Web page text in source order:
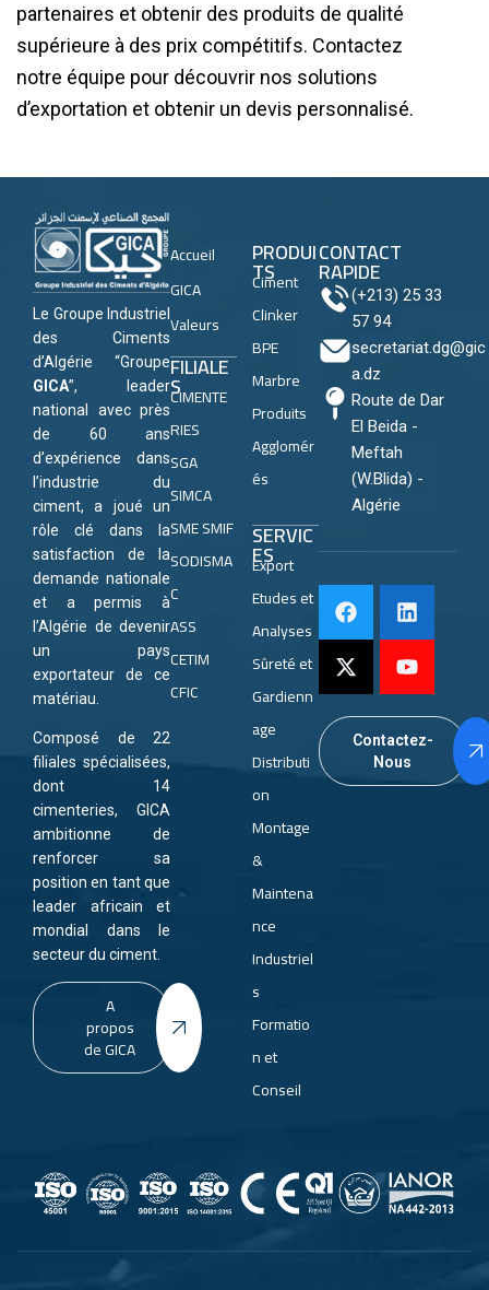
partenaires et obtenir des produits de qualité
supérieure à des prix compétitifs. Contactez
notre équipe pour découvrir nos solutions
d’exportation et obtenir un devis personnalisé.
Le Groupe Industriel
des Ciments
d’Algérie “Groupe
GICA”, leader
national avec près
de 60 ans
d’expérience dans
l’industrie du
ciment, a joué un
rôle clé dans la
satisfaction de la
demande nationale
et a permis à
l’Algérie de devenir
un pays
exportateur de ce
matériau.
Composé de 22
filiales spécialisées,
dont 14
cimenteries, GICA
ambitionne de
renforcer sa
position en tant que
leader africain et
mondial dans le
secteur du ciment.
A
propos
de GICA
Accueil
GICA
Valeurs
FILIALE
S
CIMENTE
RIES
SGA
SIMCA
SME SMIF
SODISMA
C
ASS
CETIM
CFIC
PRODUI
TS
Ciment
Clinker
BPE
Marbre
Produits
Agglomér
és
SERVIC
ES
Export
Etudes et
Analyses
Sûreté et
Gardienn
age
Distributi
on
Montage
&
Maintena
nce
Industriel
s
Formatio
n et
Conseil
CONTACT
RAPIDE
(+213) 25 33
57 94
secretariat.dg@gic
a.dz
Route de Dar
El Beida -
Meftah
(W.Blida) -
Algérie
Contactez-
Nous